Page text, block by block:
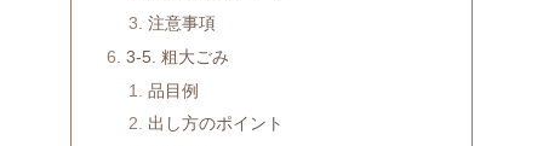
注意事項
3-5. 粗大ごみ
品目例
出し方のポイント